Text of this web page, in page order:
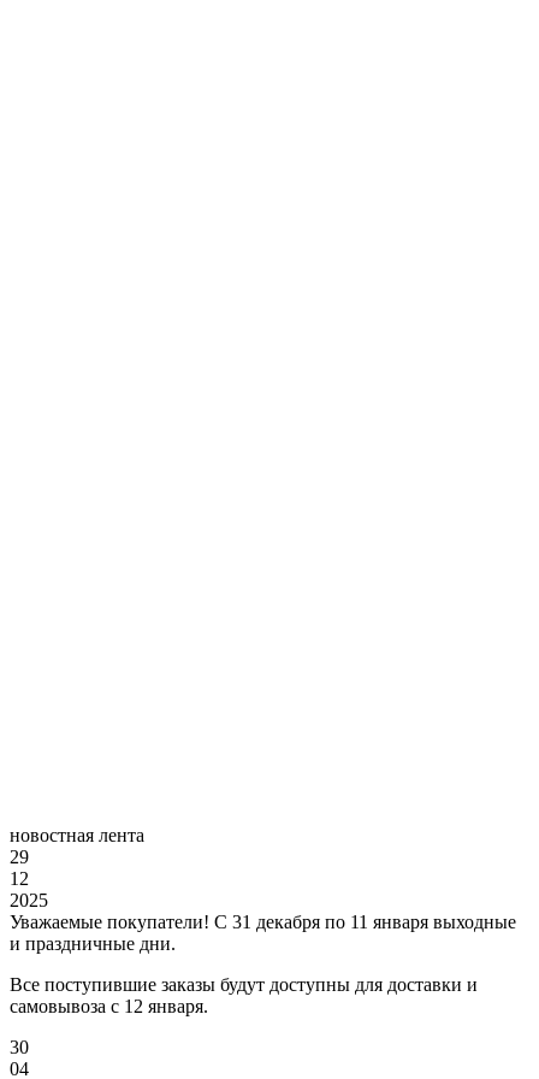
новостная лента
29
12
2025
Уважаемые покупатели! С 31 декабря по 11 января выходные
и праздничные дни.
Все поступившие заказы будут доступны для доставки и
самовывоза с 12 января.
30
04